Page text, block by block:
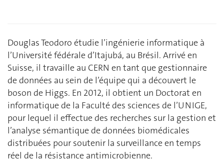
Douglas Teodoro étudie l’ingénierie informatique à
l’Université fédérale d’Itajubá, au Brésil. Arrivé en
Suisse, il travaille au CERN en tant que gestionnaire
de données au sein de l’équipe qui a découvert le
boson de Higgs. En 2012, il obtient un Doctorat en
informatique de la Faculté des sciences de l’UNIGE,
pour lequel il effectue des recherches sur la gestion et
l’analyse sémantique de données biomédicales
distribuées pour soutenir la surveillance en temps
réel de la résistance antimicrobienne.